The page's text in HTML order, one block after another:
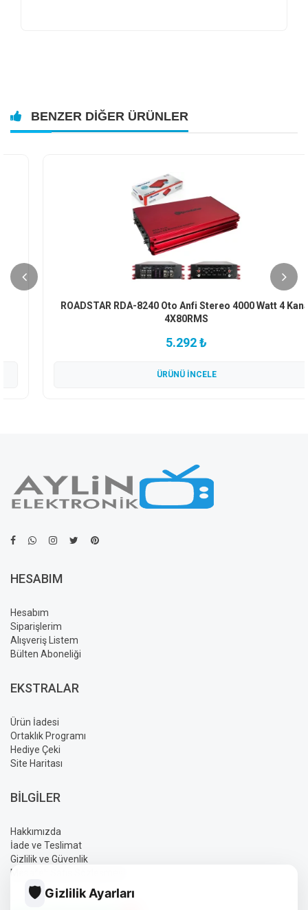
BENZER DIĞER ÜRÜNLER
ROADSTAR RDA-8240 Oto Anfi Stereo 4000 Watt 4 Kanal
4X80RMS
5.292 ₺
ÜRÜNÜ İNCELE
HESABIM
Hesabım
Siparişlerim
Alışveriş Listem
Bülten Aboneliği
EKSTRALAR
Ürün İadesi
Ortaklık Programı
Hediye Çeki
Site Haritası
BILGILER
Hakkımızda
İade ve Teslimat
Gizlilik ve Güvenlik
Mesafeli Satış Sözleşmesi
🛡️ Gizlilik Ayarları